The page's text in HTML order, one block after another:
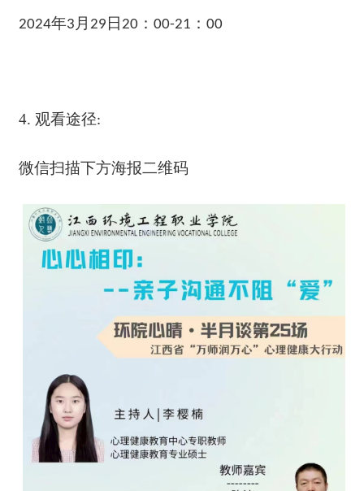
2024年3 月 29 日20 ： 00-21 ： 00
4. 观看途径:
微信扫描下方海报二维码